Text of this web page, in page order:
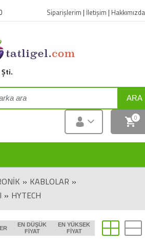
Siparişlerim | İletişim | Hakkımızda
Şti.
ARA
0
» KABLOLAR »
» HYTECH
EN DÜŞÜK
FIYAT
EN YÜKSEK
FIYAT